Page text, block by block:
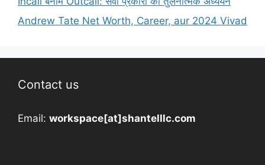
Andrew Tate Net Worth, Career, aur 2024 Vivad
Contact us
Email: workspace[at]shantelllc.com